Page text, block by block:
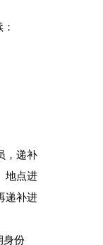
，递补
地点进
递补进
身份